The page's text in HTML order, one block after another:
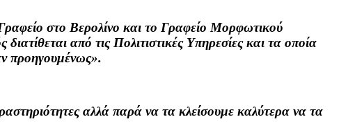
στο Βερολίνο και το Γραφείο Μορφωτικού
από τις Πολιτιστικές Υπηρεσίες και τα οποία
προηγουμένως».
αλλά παρά να τα κλείσουμε καλύτερα να τα